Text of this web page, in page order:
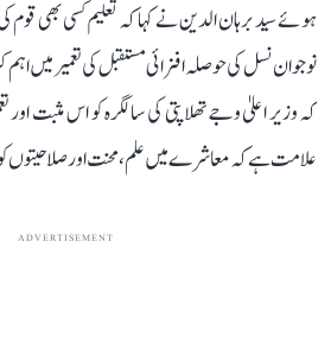
ہوئے سید برہان الدین نے کہا کہ تعلیم کسی بھی قوم کی
نوجوان نسل کی حوصلہ افزائی مستقبل کی تعمیر میں
کہ وزیر اعلیٰ وجے تھلاپتی کی سالگرہ کو اس مثبت اور
علامت ہے کہ معاشرے میں علم، محنت اور صلاحیتوں کو
ADVERTISEMENT